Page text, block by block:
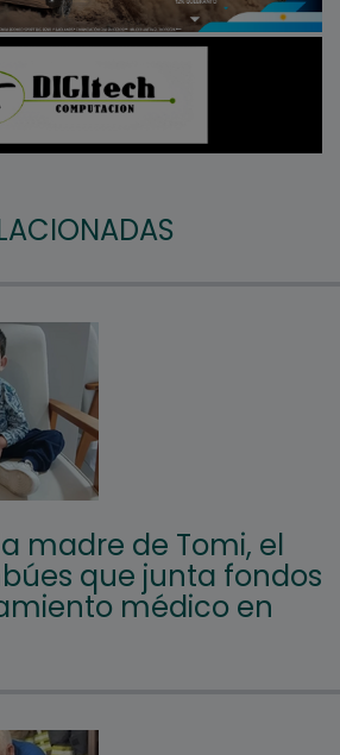
madre de Tomi, el
que junta fondos
médico en